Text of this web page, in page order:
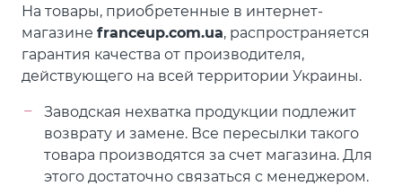
На товары, приобретенные в интернет-
магазине franceup.com.ua, распространяется
гарантия качества от производителя,
действующего на всей территории Украины.
Заводская нехватка продукции подлежит
возврату и замене. Все пересылки такого
товара производятся за счет магазина. Для
этого достаточно связаться с менеджером.